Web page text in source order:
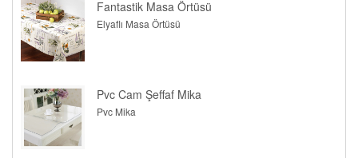
Fantastik Masa Örtüsü
Elyaflı Masa Örtüsü
Pvc Cam Şeffaf Mika
Pvc Mika